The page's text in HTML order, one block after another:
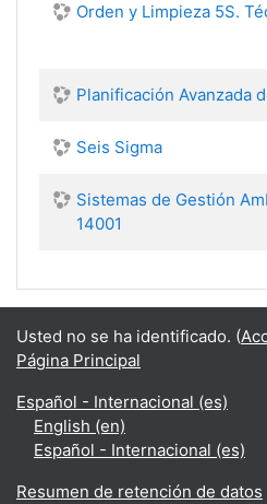
Orden y Limpieza 5S.
Planificación Avanzada
Seis Sigma
Sistemas de Gestión
14001
Usted no se ha identificado. (
Página Principal
Español - Internacional ‎(es)‎
English ‎(en)‎
Español - Internacional ‎(es)‎
Resumen de retención de datos